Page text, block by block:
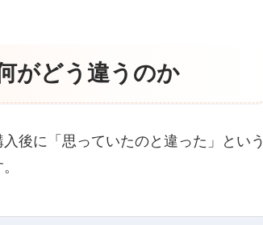
がどう違うのか
後に「思っていたのと違った」という